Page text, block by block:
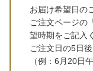
お届け希望日の
ご注文ページの
望時期をご記入
ご注文日の5日
（例：6月20日